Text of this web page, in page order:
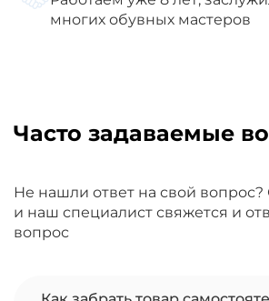
многих обувных мастеров
Часто задаваемые
Не нашли ответ на свой вопрос?
и наш специалист свяжется и
вопрос